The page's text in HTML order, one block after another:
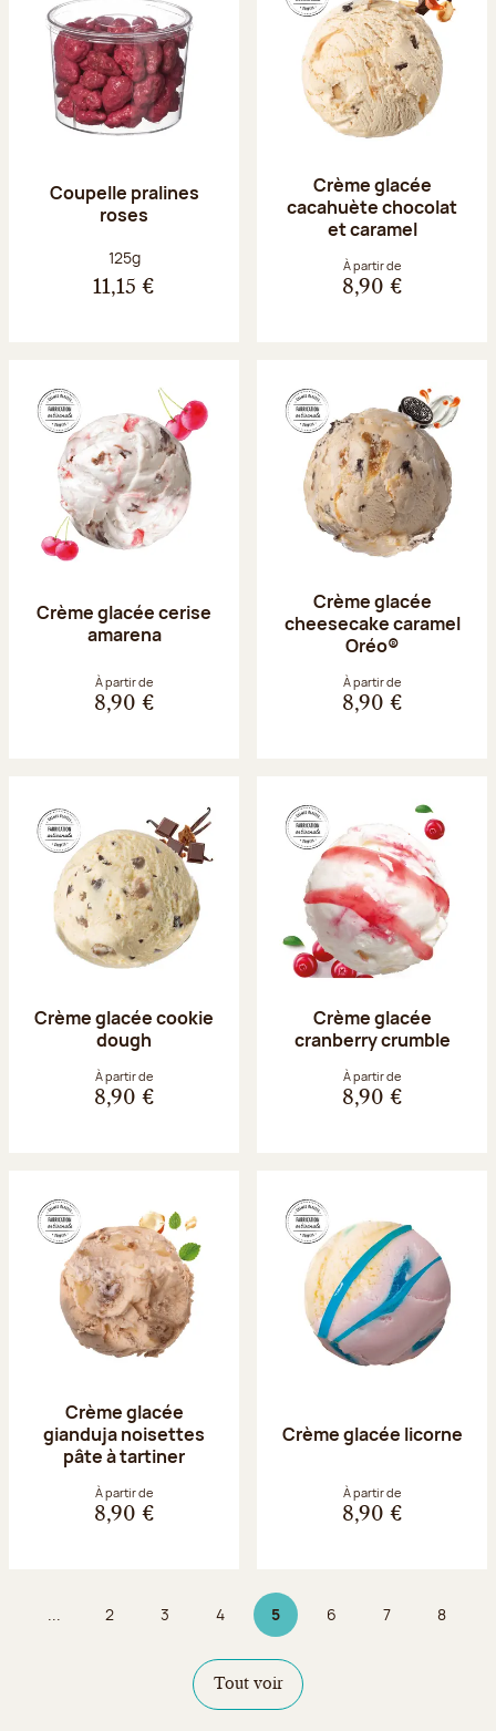
Coupelle pralines
roses
Poids net :
125g
11,15 €
Crème glacée
cacahuète chocolat
et caramel
À partir de
8,90 €
Crème glacée cerise
amarena
À partir de
8,90 €
Crème glacée
cheesecake caramel
Oréo®
À partir de
8,90 €
Crème glacée cookie
dough
À partir de
8,90 €
Crème glacée
cranberry crumble
À partir de
8,90 €
Crème glacée
gianduja noisettes
pâte à tartiner
À partir de
8,90 €
Crème glacée licorne
À partir de
8,90 €
... Page
2 Page
3 Page
4 5Page 5 sur 9
Page
6 Page
7 Page
8
Tout voir